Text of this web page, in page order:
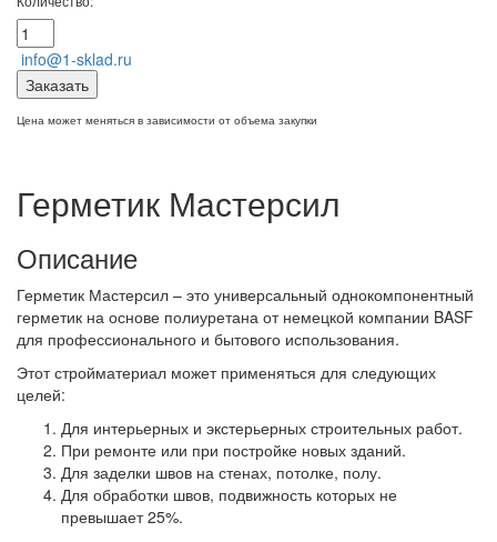
info@1-sklad.ru
Заказать
Цена может меняться в зависимости от объема закупки
Герметик Мастерсил
Описание
Герметик Мастерсил – это универсальный однокомпонентный
герметик на основе полиуретана от немецкой компании BASF
для профессионального и бытового использования.
Этот стройматериал может применяться для следующих
целей:
Для интерьерных и экстерьерных строительных работ.
При ремонте или при постройке новых зданий.
Для заделки швов на стенах, потолке, полу.
Для обработки швов, подвижность которых не
превышает 25%.